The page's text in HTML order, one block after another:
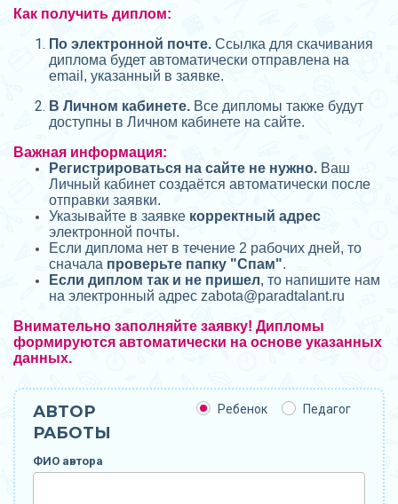
Как получить диплом:
По электронной почте. Ссылка для скачивания
диплома будет автоматически отправлена на
email, указанный в заявке.
В Личном кабинете. Все дипломы также будут
доступны в Личном кабинете на сайте.
Важная информация:
Регистрироваться на сайте не нужно. Ваш
Личный кабинет создаётся автоматически после
отправки заявки.
Указывайте в заявке корректный адрес
электронной почты.
Если диплома нет в течение 2 рабочих дней, то
сначала проверьте папку "Спам".
Если диплом так и не пришел, то напишите нам
на электронный адрес zabota@paradtalant.ru
Внимательно заполняйте заявку! Дипломы
формируются автоматически на основе указанных
данных.
АВТОР
РАБОТЫ
Ребенок Педагог
ФИО автора